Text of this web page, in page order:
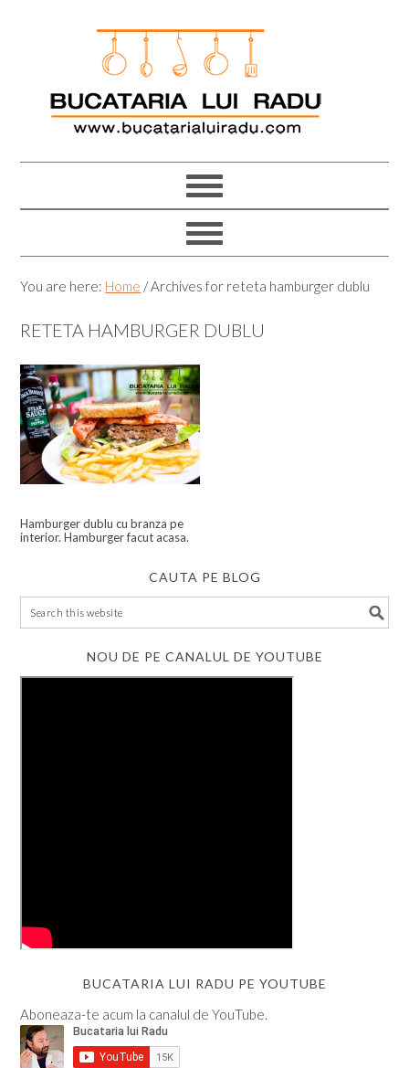
You are here: Home /Archives for reteta hamburger dublu
RETETA HAMBURGER DUBLU
Hamburger dublu cu branza pe
interior. Hamburger facut acasa.
CAUTA PE BLOG
NOU DE PE CANALUL DE YOUTUBE
BUCATARIA LUI RADU PE YOUTUBE
Aboneaza-te acum la canalul de YouTube.